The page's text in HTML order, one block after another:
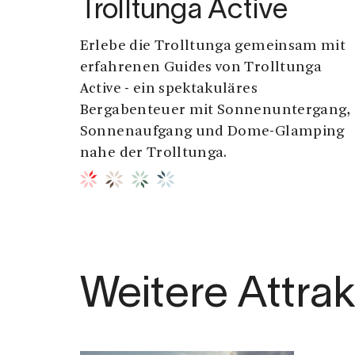
Trolltunga Active
Erlebe die Trolltunga gemeinsam mit
erfahrenen Guides von Trolltunga
Active - ein spektakuläres
Bergabenteuer mit Sonnenuntergang,
Sonnenaufgang und Dome-Glamping
nahe der Trolltunga.
Weitere